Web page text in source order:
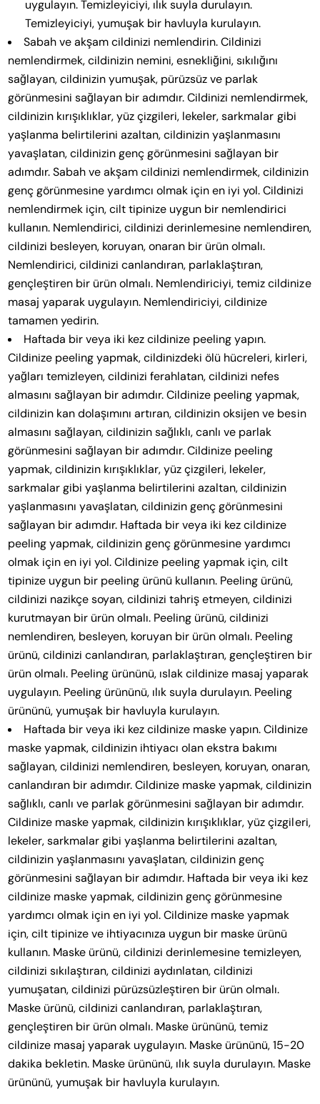
uygulayın. Temizleyiciyi, ılık suyla durulayın.
Temizleyiciyi, yumuşak bir havluyla kurulayın.
Sabah ve akşam cildinizi nemlendirin. Cildinizi
nemlendirmek, cildinizin nemini, esnekliğini, sıkılığını
sağlayan, cildinizin yumuşak, pürüzsüz ve parlak
görünmesini sağlayan bir adımdır. Cildinizi nemlendirmek,
cildinizin kırışıklıklar, yüz çizgileri, lekeler, sarkmalar gibi
yaşlanma belirtilerini azaltan, cildinizin yaşlanmasını
yavaşlatan, cildinizin genç görünmesini sağlayan bir
adımdır. Sabah ve akşam cildinizi nemlendirmek, cildinizin
genç görünmesine yardımcı olmak için en iyi yol. Cildinizi
nemlendirmek için, cilt tipinize uygun bir nemlendirici
kullanın. Nemlendirici, cildinizi derinlemesine nemlendiren,
cildinizi besleyen, koruyan, onaran bir ürün olmalı.
Nemlendirici, cildinizi canlandıran, parlaklaştıran,
gençleştiren bir ürün olmalı. Nemlendiriciyi, temiz cildinize
masaj yaparak uygulayın. Nemlendiriciyi, cildinize
tamamen yedirin.
Haftada bir veya iki kez cildinize peeling yapın.
Cildinize peeling yapmak, cildinizdeki ölü hücreleri, kirleri,
yağları temizleyen, cildinizi ferahlatan, cildinizi nefes
almasını sağlayan bir adımdır. Cildinize peeling yapmak,
cildinizin kan dolaşımını artıran, cildinizin oksijen ve besin
almasını sağlayan, cildinizin sağlıklı, canlı ve parlak
görünmesini sağlayan bir adımdır. Cildinize peeling
yapmak, cildinizin kırışıklıklar, yüz çizgileri, lekeler,
sarkmalar gibi yaşlanma belirtilerini azaltan, cildinizin
yaşlanmasını yavaşlatan, cildinizin genç görünmesini
sağlayan bir adımdır. Haftada bir veya iki kez cildinize
peeling yapmak, cildinizin genç görünmesine yardımcı
olmak için en iyi yol. Cildinize peeling yapmak için, cilt
tipinize uygun bir peeling ürünü kullanın. Peeling ürünü,
cildinizi nazikçe soyan, cildinizi tahriş etmeyen, cildinizi
kurutmayan bir ürün olmalı. Peeling ürünü, cildinizi
nemlendiren, besleyen, koruyan bir ürün olmalı. Peeling
ürünü, cildinizi canlandıran, parlaklaştıran, gençleştiren bir
ürün olmalı. Peeling ürününü, ıslak cildinize masaj yaparak
uygulayın. Peeling ürününü, ılık suyla durulayın. Peeling
ürününü, yumuşak bir havluyla kurulayın.
Haftada bir veya iki kez cildinize maske yapın. Cildinize
maske yapmak, cildinizin ihtiyacı olan ekstra bakımı
sağlayan, cildinizi nemlendiren, besleyen, koruyan, onaran,
canlandıran bir adımdır. Cildinize maske yapmak, cildinizin
sağlıklı, canlı ve parlak görünmesini sağlayan bir adımdır.
Cildinize maske yapmak, cildinizin kırışıklıklar, yüz çizgileri,
lekeler, sarkmalar gibi yaşlanma belirtilerini azaltan,
cildinizin yaşlanmasını yavaşlatan, cildinizin genç
görünmesini sağlayan bir adımdır. Haftada bir veya iki kez
cildinize maske yapmak, cildinizin genç görünmesine
yardımcı olmak için en iyi yol. Cildinize maske yapmak
için, cilt tipinize ve ihtiyacınıza uygun bir maske ürünü
kullanın. Maske ürünü, cildinizi derinlemesine temizleyen,
cildinizi sıkılaştıran, cildinizi aydınlatan, cildinizi
yumuşatan, cildinizi pürüzsüzleştiren bir ürün olmalı.
Maske ürünü, cildinizi canlandıran, parlaklaştıran,
gençleştiren bir ürün olmalı. Maske ürününü, temiz
cildinize masaj yaparak uygulayın. Maske ürününü, 15-20
dakika bekletin. Maske ürününü, ılık suyla durulayın. Maske
ürününü, yumuşak bir havluyla kurulayın.